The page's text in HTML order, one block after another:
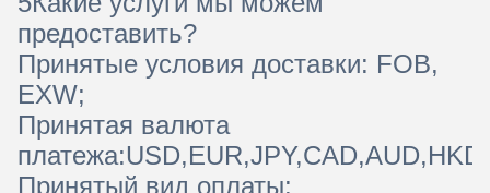
предоставить?
Принятые условия доставки: FOB,
EXW;
Принятая валюта
Принятый вид оплаты: